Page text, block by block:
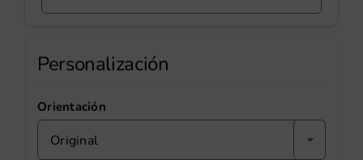
Personalización
Orientación
Original